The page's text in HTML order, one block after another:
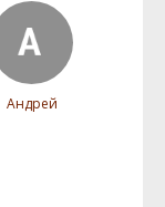
Андрей